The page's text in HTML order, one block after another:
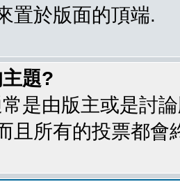
置於版面的頂端.
題?
是由版主或是討
且所有的投票都